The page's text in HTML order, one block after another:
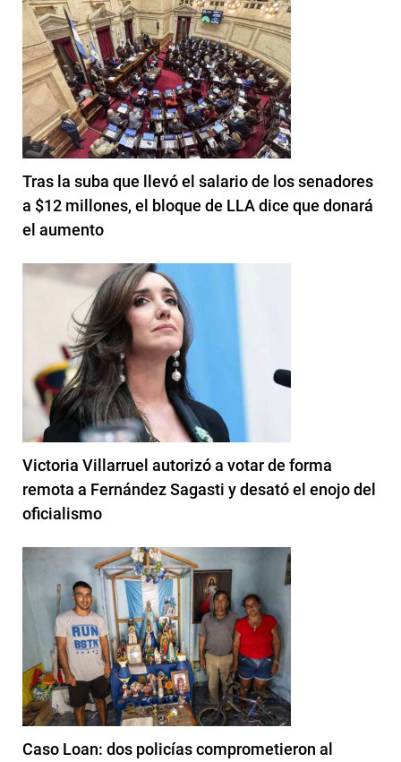
Tras la suba que llevó el salario de los senadores
a $12 millones, el bloque de LLA dice que donará
el aumento
Victoria Villarruel autorizó a votar de forma
remota a Fernández Sagasti y desató el enojo del
oficialismo
Caso Loan: dos policías comprometieron al